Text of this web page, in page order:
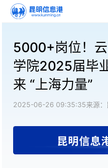
5000+岗位！
学院2025届毕
来 “上海力量”
2025-06-26 09:35:35来源